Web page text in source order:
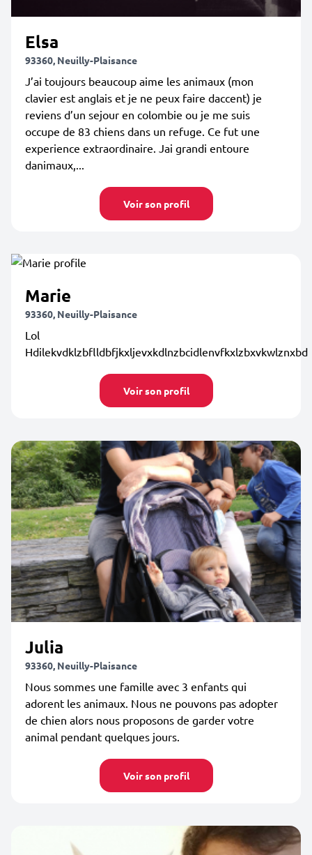
Elsa
93360, Neuilly-Plaisance
J’ai toujours beaucoup aime les animaux (mon
clavier est anglais et je ne peux faire daccent) je
reviens d’un sejour en colombie ou je me suis
occupe de 83 chiens dans un refuge. Ce fut une
experience extraordinaire. Jai grandi entoure
danimaux,...
Voir son profil
Marie
93360, Neuilly-Plaisance
Lol
Hdilekvdklzbflldbfjkxljevxkdlnzbcidlenvfkxlzbxvkwlznxbd
Voir son profil
Julia
93360, Neuilly-Plaisance
Nous sommes une famille avec 3 enfants qui
adorent les animaux. Nous ne pouvons pas adopter
de chien alors nous proposons de garder votre
animal pendant quelques jours.
Voir son profil